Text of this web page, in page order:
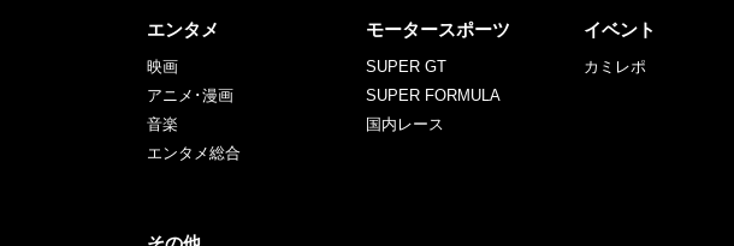
エンタメ
映画
アニメ･漫画
音楽
エンタメ総合
モータースポーツ
SUPER GT
SUPER FORMULA
国内レース
イベント
カミレポ